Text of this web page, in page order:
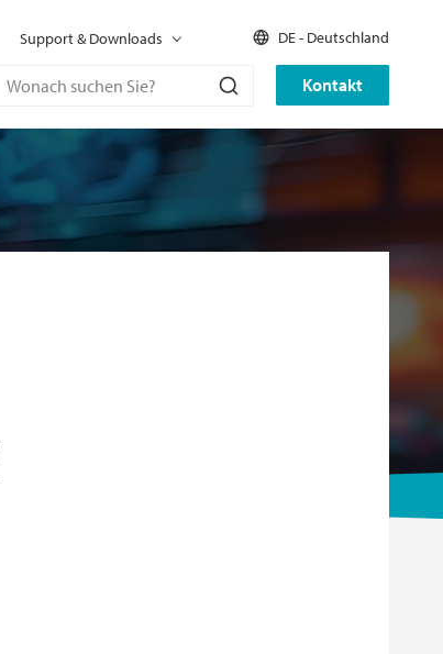
Kontakt
Support & Downloads DE - Deutschland